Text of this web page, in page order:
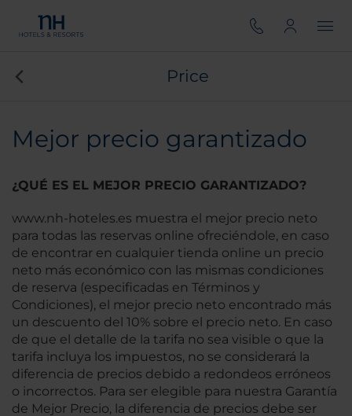
Price
Mejor precio garantizado
¿QUÉ ES EL MEJOR PRECIO GARANTIZADO?
www.nh-hoteles.es muestra el mejor precio neto
para todas las reservas online ofreciéndole, en caso
de encontrar en cualquier tienda online un precio
neto más económico con las mismas condiciones
de reserva (especificadas en Términos y
Condiciones), el mejor precio neto encontrado más
un descuento del 10% sobre el precio neto. En caso
de que el detalle de la tarifa no sea visible o que la
tarifa incluya los impuestos, no se considerará la
diferencia de precios debido a redondeos erróneos
o incorrectos. Para ser elegible para nuestra Garantía
de Mejor Precio, la diferencia de precios debe ser